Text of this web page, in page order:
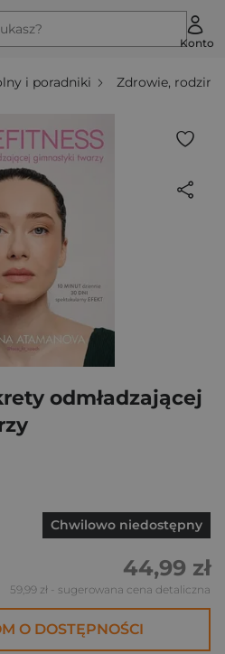
Konto
i poradniki Zdrowie,
odmładzającej
Chwilowo niedostępny
44,99 zł
59,99 zł - sugerowana cena detaliczna
O DOSTĘPNOŚCI